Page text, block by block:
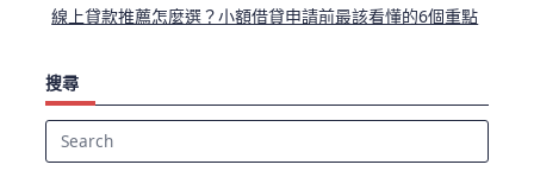
線上貸款推薦怎麼選？小額借貸申請前最該看懂的6個重點
搜尋
Search